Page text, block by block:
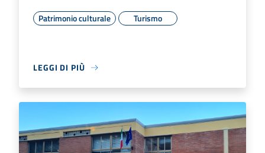
Patrimonio culturale Turismo
LEGGI DI PIÙ